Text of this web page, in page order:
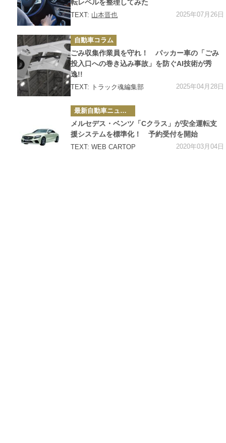
転レベルを整理してみた
TEXT: 山本晋也 2025年07月26日
カ
テ
ゴ
リ
ー
自動車コラム
ごみ収集作業員を守れ！ パッカー車の「ごみ
投入口への巻き込み事故」を防ぐAI技術が秀
逸!!
TEXT: トラック魂編集部 2025年04月28日
カ
テ
ゴ
リ
ー
最新自動車ニュース
メルセデス・ベンツ「Cクラス」が安全運転支
援システムを標準化！ 予約受付を開始
TEXT: WEB CARTOP 2020年03月04日